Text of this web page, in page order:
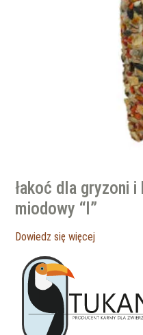
łakoć dla gryzoni
miodowy “I”
Dowiedz się więcej